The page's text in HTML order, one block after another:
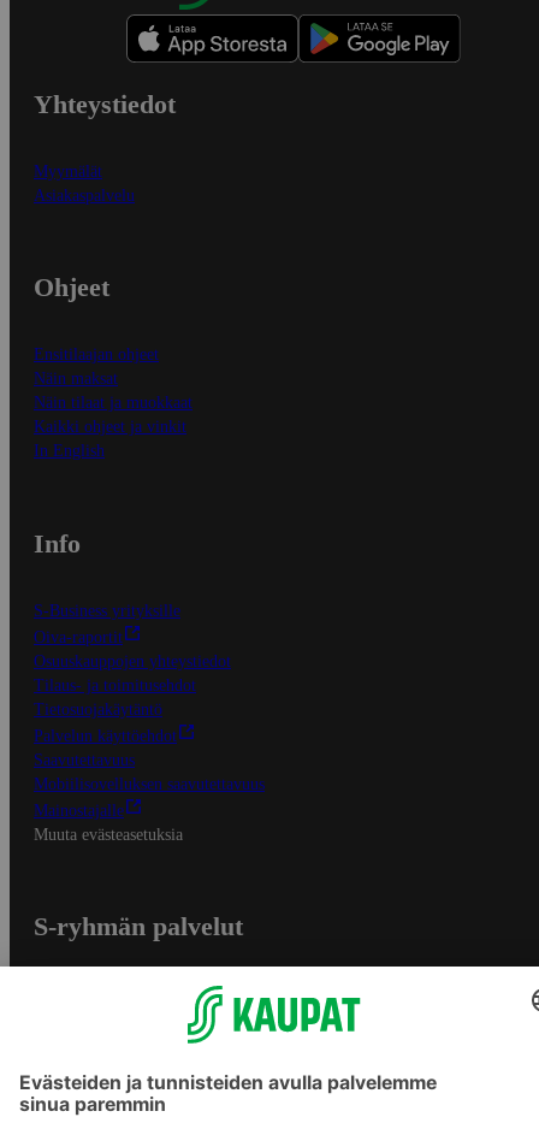
Yhteystiedot
Myymälät
Asiakaspalvelu
Ohjeet
Ensitilaajan ohjeet
Näin maksat
Näin tilaat ja muokkaat
Kaikki ohjeet ja vinkit
In English
Info
S-Business yrityksille
Oiva-raportit
Osuuskauppojen yhteystiedot
Tilaus- ja toimitusehdot
Tietosuojakäytäntö
Palvelun käyttöehdot
Saavutettavuus
Mobiilisovelluksen saavutettavuus
Mainostajalle
Muuta evästeasetuksia
S-ryhmän palvelut
Yhteishyvä Ruoka -sovellus
S-ostoslista -sovellus
Prisma.fi